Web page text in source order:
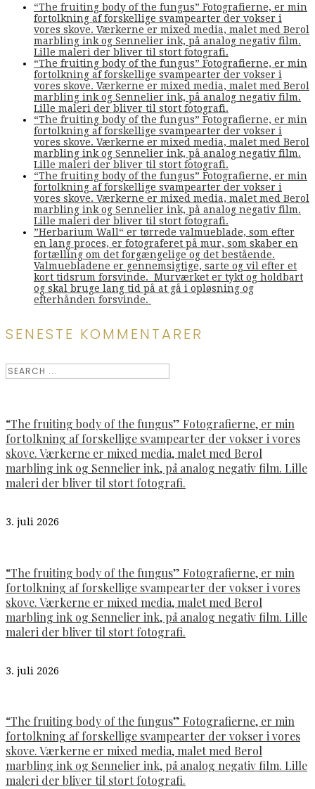
“The fruiting body of the fungus” Fotografierne, er min
fortolkning af forskellige svampearter der vokser i
vores skove. Værkerne er mixed media, malet med Berol
marbling ink og Sennelier ink, på analog negativ film.
Lille maleri der bliver til stort fotografi.
“The fruiting body of the fungus” Fotografierne, er min
fortolkning af forskellige svampearter der vokser i
vores skove. Værkerne er mixed media, malet med Berol
marbling ink og Sennelier ink, på analog negativ film.
Lille maleri der bliver til stort fotografi.
“The fruiting body of the fungus” Fotografierne, er min
fortolkning af forskellige svampearter der vokser i
vores skove. Værkerne er mixed media, malet med Berol
marbling ink og Sennelier ink, på analog negativ film.
Lille maleri der bliver til stort fotografi.
“The fruiting body of the fungus” Fotografierne, er min
fortolkning af forskellige svampearter der vokser i
vores skove. Værkerne er mixed media, malet med Berol
marbling ink og Sennelier ink, på analog negativ film.
Lille maleri der bliver til stort fotografi.
”Herbarium Wall“ er tørrede valmueblade, som efter
en lang proces, er fotograferet på mur, som skaber en
fortælling om det forgængelige og det bestående.
Valmuebladene er gennemsigtige, sarte og vil efter et
kort tidsrum forsvinde. Murværket er tykt og holdbart
og skal bruge lang tid på at gå i opløsning og
efterhånden forsvinde.
SENESTE KOMMENTARER
“The fruiting body of the fungus” Fotografierne, er min
fortolkning af forskellige svampearter der vokser i vores
skove. Værkerne er mixed media, malet med Berol
marbling ink og Sennelier ink, på analog negativ film. Lille
maleri der bliver til stort fotografi.
3. juli 2026
“The fruiting body of the fungus” Fotografierne, er min
fortolkning af forskellige svampearter der vokser i vores
skove. Værkerne er mixed media, malet med Berol
marbling ink og Sennelier ink, på analog negativ film. Lille
maleri der bliver til stort fotografi.
3. juli 2026
“The fruiting body of the fungus” Fotografierne, er min
fortolkning af forskellige svampearter der vokser i vores
skove. Værkerne er mixed media, malet med Berol
marbling ink og Sennelier ink, på analog negativ film. Lille
maleri der bliver til stort fotografi.